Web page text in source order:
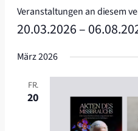
Veranstaltungen an diesem
20.03.2026 –
wählen.
März 2026
FR.
20